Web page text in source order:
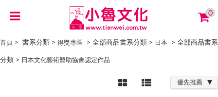
0
首頁 > 書系分類 > 得獎專區 > 全部商品書系分類 > 日本 > 全部商品書系
分類 > 日本文化藝術贊助協會認定作品
優先推薦